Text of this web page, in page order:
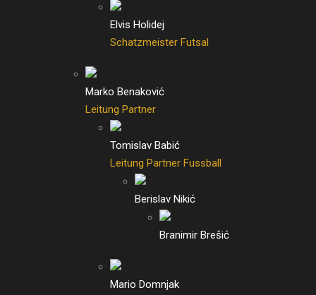
Elvis Holidej
Schatzmeister Futsal
Marko Benaković
Leitung Partner
Tomislav Babić
Leitung Partner Fussball
Berislav Nikić
Branimir Brešić
Mario Domnjak